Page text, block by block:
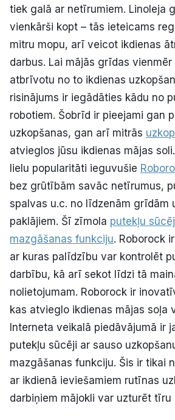
tiek galā ar netīrumiem. Linoleja
vienkārši kopt – tās ieteicams
mitru mopu, arī veicot ikdienas
darbus. Lai mājās grīdas
atbrīvotu no to ikdienas
risinājums ir iegādāties kādu no
robotiem. Šobrīd ir pieejami gan
uzkopšanas, gan arī mitrās
atvieglos jūsu ikdienas mājas
lielu popularitāti ieguvušie
bez grūtībām savāc netīrumus,
spalvas u.c. no līdzenām grīdām
paklājiem. Šī zīmola putekļu
mazgāšanas funkciju. Roborock
ar kuras palīdzību var kontrolēt
darbību, kā arī sekot līdzi tā
nolietojumam. Roborock ir
kas atvieglo ikdienas mājas soļa
Interneta veikalā piedāvājumā ir
putekļu sūcēji ar sauso
mazgāšanas funkciju. Šis ir tikai
ar ikdienā ieviešamiem rutīnas
darbiņiem mājokli var uzturēt tīru